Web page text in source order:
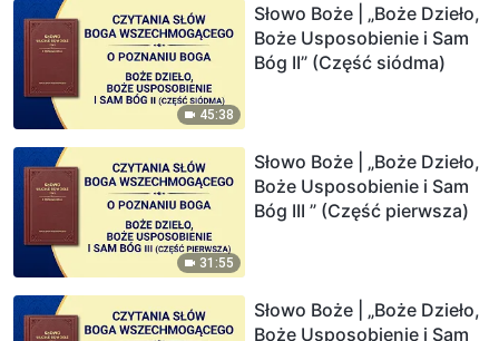
45:38
Słowo Boże | „Boże Dzieło,
Boże Usposobienie i Sam
Bóg II” (Część siódma)
31:55
Słowo Boże | „Boże Dzieło,
Boże Usposobienie i Sam
Bóg III ” (Część pierwsza)
Słowo Boże | „Boże Dzieło,
Boże Usposobienie i Sam